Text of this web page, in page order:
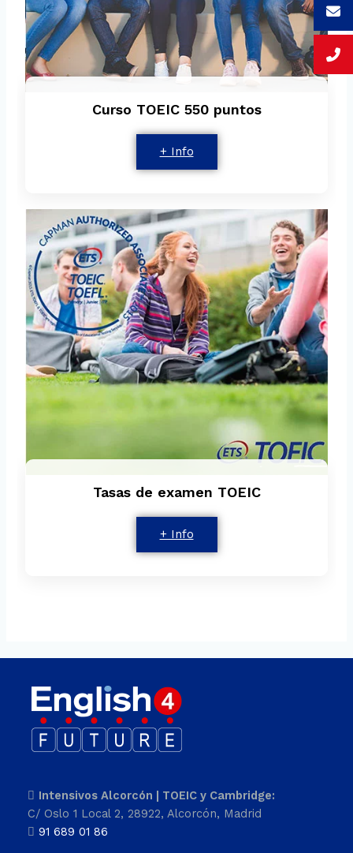
Curso TOEIC 550 puntos
+ Info
Tasas de examen TOEIC
+ Info
Intensivos Alcorcón | TOEIC y Cambridge:
C/ Oslo 1 Local 2, 28922, Alcorcón, Madrid
91 689 01 86